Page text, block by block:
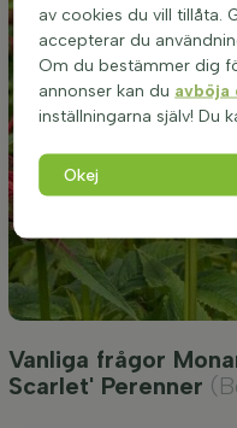
Vanliga frågor
Scarlet' Perenner
av cookies du vill tillåta.
accepterar du
Om du bestämmer dig
annonser kan du avböja
inställningarna själv! Du
Okej